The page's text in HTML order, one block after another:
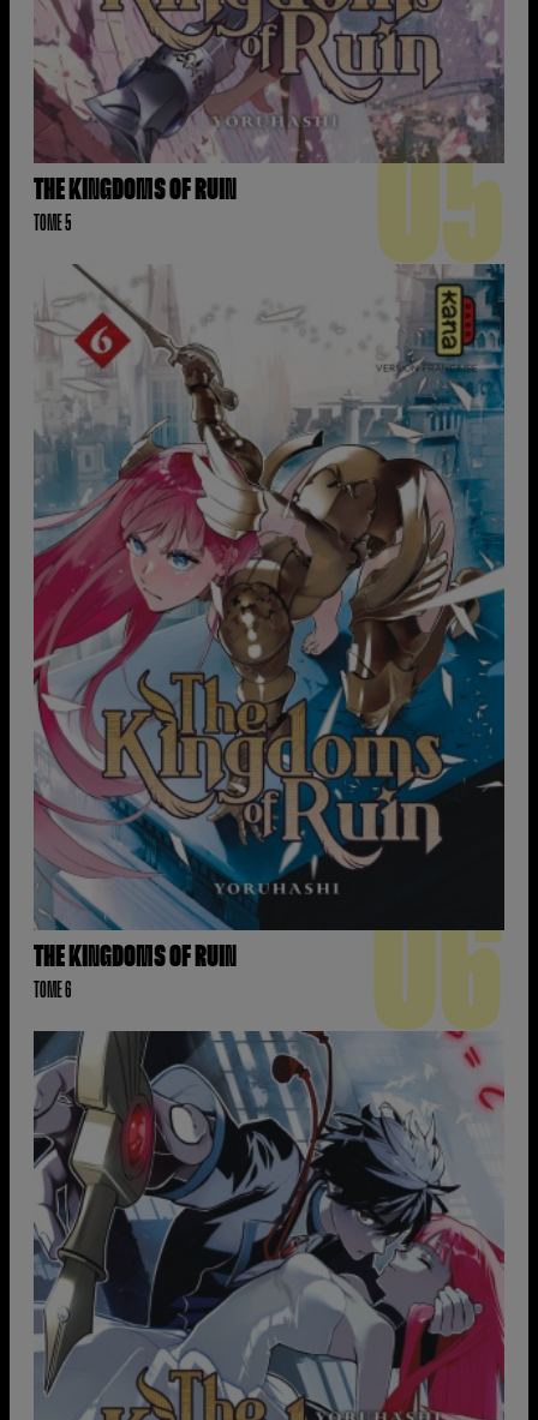
THE KINGDOMS OF RUIN
TOME 5 05
THE KINGDOMS OF RUIN
TOME 6 06